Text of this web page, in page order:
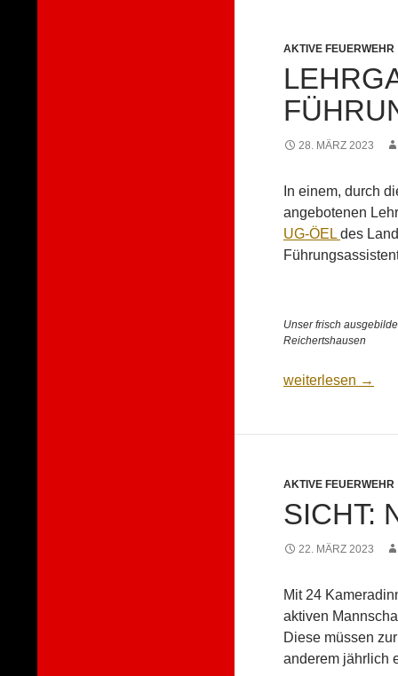
AKTIVE FEUERWEHR
28. MÄRZ 2023
In einem, durch
angebotenen
UG-ÖEL des
Unser frisch
Reichertshausen
Lehrgang zum
weiterlesen →
AKTIVE FEUERWEHR
SICHT:
22. MÄRZ 2023
Mit 24
aktiven
Diese müssen
anderem jährlich